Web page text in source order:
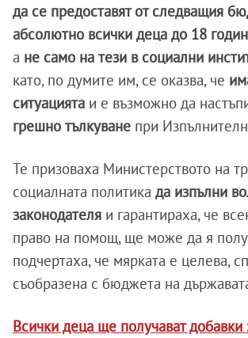
да се предоставят от следващия
абсолютно всички деца до 18
а не само на тези в социални
като, по думите им, се оказва, че
ситуацията и е възможно да
грешно тълкуване при
Те призоваха Министерството на
социалната политика да изпълни
законодателя и гарантираха, че
право на помощ, ще може да я
подчертаха, че мярката е целева,
съобразена с бюджета на
Всички деца ще получават